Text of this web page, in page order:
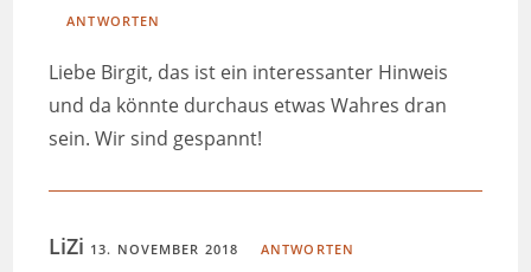
ANTWORTEN
Liebe Birgit, das ist ein interessanter Hinweis
und da könnte durchaus etwas Wahres dran
sein. Wir sind gespannt!
LiZi 13. NOVEMBER 2018 ANTWORTEN